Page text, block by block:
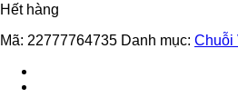
Hết hàng
Mã: 22777764735 Danh mục: Chuỗi